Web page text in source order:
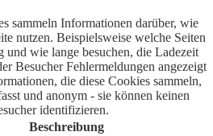
sammeln Informationen darüber, wie
nutzen. Beispielsweise welche Seiten
und wie lange besuchen, die Ladezeit
Besucher Fehlermeldungen angezeigt
die diese Cookies sammeln,
und anonym - sie können keinen
identifizieren.
Beschreibung